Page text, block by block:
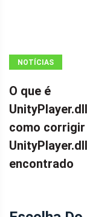
NOTÍCIAS
O que é
como corrigir
encontrado